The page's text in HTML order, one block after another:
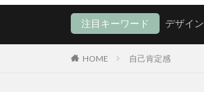
注目キーワード デザイン
HOME 自己肯定感